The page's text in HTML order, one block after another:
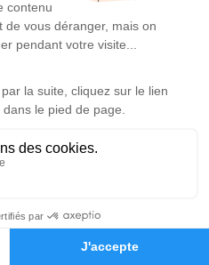
Hommages
hommage est
Je rends hommage
d'Assise Eglise Notre